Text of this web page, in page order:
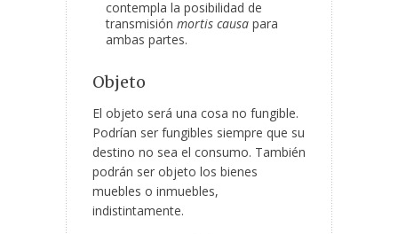
contempla la posibilidad de
transmisión mortis causa para
ambas partes.
Objeto
El objeto será una cosa no fungible.
Podrían ser fungibles siempre que su
destino no sea el consumo. También
podrán ser objeto los bienes
muebles o inmuebles,
indistintamente.